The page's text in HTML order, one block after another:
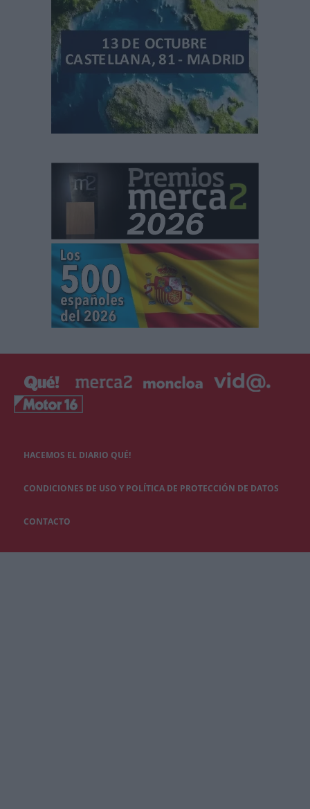
HACEMOS EL DIARIO QUÉ!
CONDICIONES DE USO Y POLÍTICA DE PROTECCIÓN DE DATOS
CONTACTO